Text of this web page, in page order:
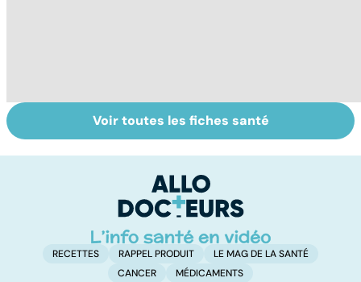
Mediator® : le
début d'une
Tout savoir sur
les infections
Voir toutes les fiches santé
RECETTES RAPPEL PRODUIT
LE MAG DE LA SANTÉ
CANCER
MÉDICAMENTS